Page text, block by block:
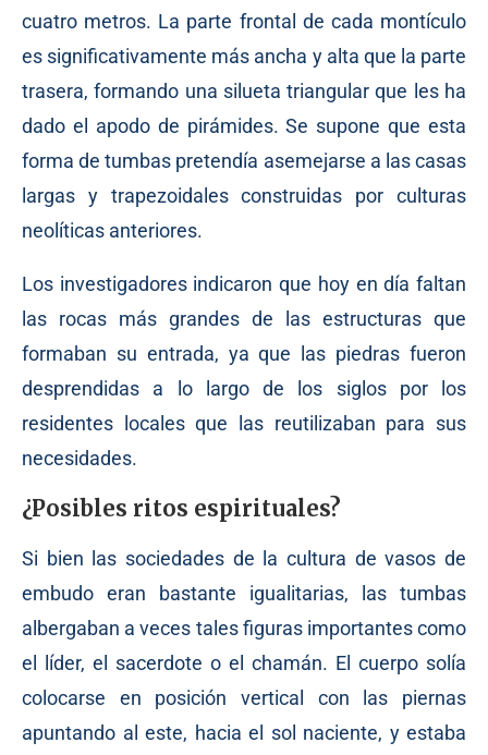
cuatro metros. La parte frontal de cada montículo
es significativamente más ancha y alta que la parte
trasera, formando una silueta triangular que les ha
dado el apodo de pirámides. Se supone que esta
forma de tumbas pretendía asemejarse a las casas
largas y trapezoidales construidas por culturas
neolíticas anteriores.
Los investigadores indicaron que hoy en día faltan
las rocas más grandes de las estructuras que
formaban su entrada, ya que las piedras fueron
desprendidas a lo largo de los siglos por los
residentes locales que las reutilizaban para sus
necesidades.
¿Posibles ritos espirituales?
Si bien las sociedades de la cultura de vasos de
embudo eran bastante igualitarias, las tumbas
albergaban a veces tales figuras importantes como
el líder, el sacerdote o el chamán. El cuerpo solía
colocarse en posición vertical con las piernas
apuntando al este, hacia el sol naciente, y estaba